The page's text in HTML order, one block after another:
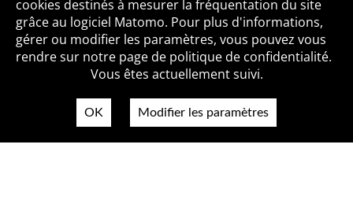
Qui sommes-nous ? Mentions légales
Accessibilité
Politique de confidentialité
Contact
cookies destinés à mesurer la fréquentation du site
grâce au logiciel Matomo. Pour plus d'informations,
gérer ou modifier les paramètres, vous pouvez vous
rendre sur notre page de politique de confidentialité.
Vous êtes actuellement suivi.
OK Modifier les paramètres